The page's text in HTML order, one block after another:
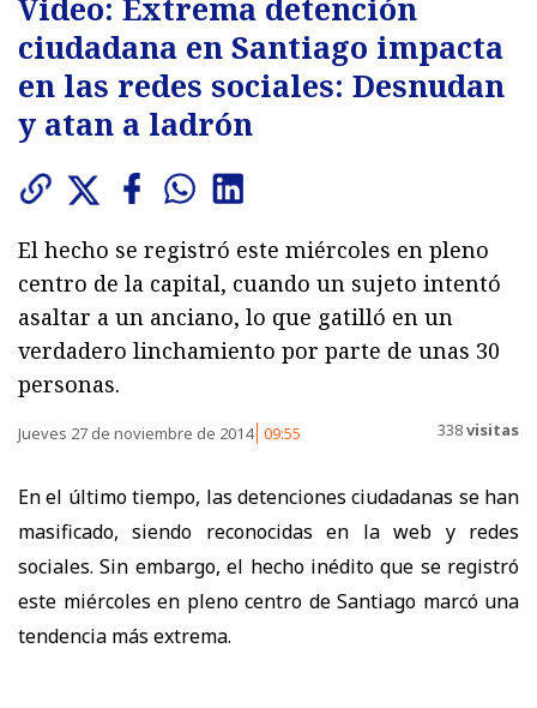
ciudadana en Santiago impacta
en las redes sociales: Desnudan
y atan a ladrón
El hecho se registró este miércoles en pleno
centro de la capital, cuando un sujeto intentó
asaltar a un anciano, lo que gatilló en un
verdadero linchamiento por parte de unas 30
personas.
Jueves 27 de noviembre de 2014 09:55 338visitas
En el último tiempo, las detenciones ciudadanas se han
masificado, siendo reconocidas en la web y redes
sociales. Sin embargo, el hecho inédito que se registró
este miércoles en pleno centro de Santiago marcó una
tendencia más extrema.